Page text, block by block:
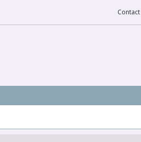
Contact